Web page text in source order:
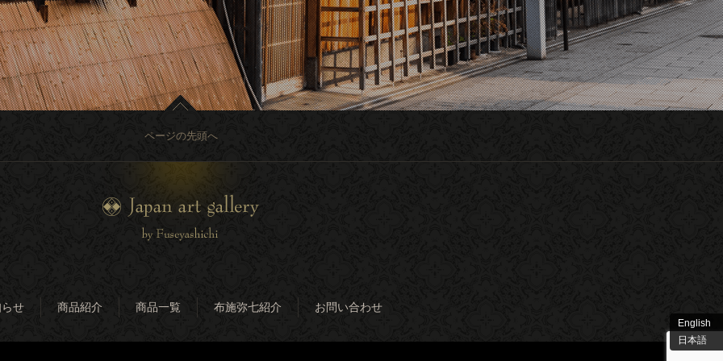
English
日本語
ページの先頭へ
せ 商品紹介 商品一覧 布施弥七紹介 お問い合わせ